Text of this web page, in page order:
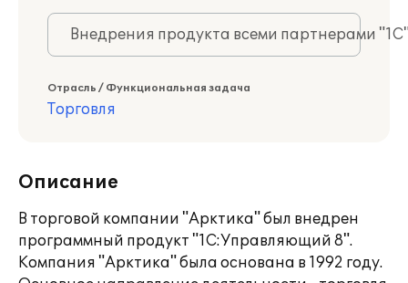
Внедрения продукта всеми партнерами
Отрасль / Функциональная задача
Торговля
Описание
В торговой компании "Арктика" был внедрен
программный продукт "1С:Управляющий 8".
Компания "Арктика" была основана в 1992 году.